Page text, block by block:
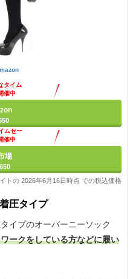
タイム
催中
ムセー
催中
場
トの 2026年6月16日時点 での税込価格
圧タイプ
イプのオーバーニーソック
ークをしている方などに履い